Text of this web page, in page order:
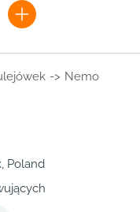
-> Nemo
Poland